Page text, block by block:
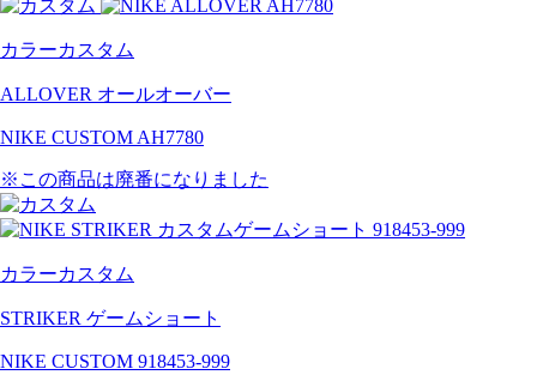
カラーカスタム
ALLOVER オールオーバー
NIKE CUSTOM AH7780
※この商品は廃番になりました
カラーカスタム
STRIKER ゲームショート
NIKE CUSTOM 918453-999